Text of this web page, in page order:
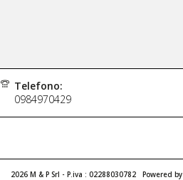
Telefono:
0984970429
2026 M & P Srl - P.iva : 02288030782 Powered by